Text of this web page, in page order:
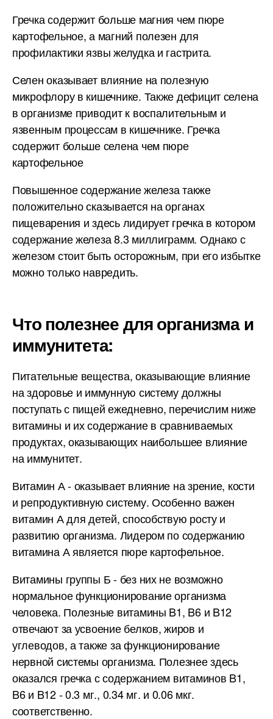
Гречка содержит больше магния чем пюре
картофельное, а магний полезен для
профилактики язвы желудка и гастрита.
Селен оказывает влияние на полезную
микрофлору в кишечнике. Также дефицит селена
в организме приводит к воспалительным и
язвенным процессам в кишечнике. Гречка
содержит больше селена чем пюре
картофельное
Повышенное содержание железа также
положительно сказывается на органах
пищеварения и здесь лидирует гречка в котором
содержание железа 8.3 миллиграмм. Однако с
железом стоит быть осторожным, при его избытке
можно только навредить.
Что полезнее для организма и
иммунитета:
Питательные вещества, оказывающие влияние
на здоровье и иммунную систему должны
поступать с пищей ежедневно, перечислим ниже
витамины и их содержание в сравниваемых
продуктах, оказывающих наибольшее влияние
на иммунитет.
Витамин А - оказывает влияние на зрение, кости
и репродуктивную систему. Особенно важен
витамин А для детей, способствую росту и
развитию организма. Лидером по содержанию
витамина А является пюре картофельное.
Витамины группы Б - без них не возможно
нормальное функционирование организма
человека. Полезные витамины B1, B6 и B12
отвечают за усвоение белков, жиров и
углеводов, а также за функционирование
нервной системы организма. Полезнее здесь
оказался гречка с содержанием витаминов B1,
B6 и B12 - 0.3 мг., 0.34 мг. и 0.06 мкг.
соответственно.